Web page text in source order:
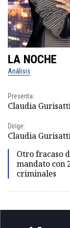
LA NOCHE
Análisis
Presenta:
Claudia
Dirige:
Claudia
Otro fracaso
mandato con
criminales
1